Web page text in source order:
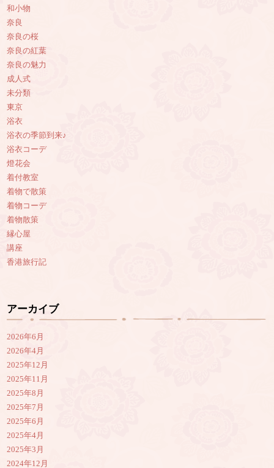
和小物
奈良
奈良の桜
奈良の紅葉
奈良の魅力
成人式
未分類
東京
浴衣
浴衣の季節到来♪
浴衣コーデ
燈花会
着付教室
着物で散策
着物コーデ
着物散策
縁心屋
講座
香港旅行記
アーカイブ
2026年6月
2026年4月
2025年12月
2025年11月
2025年8月
2025年7月
2025年6月
2025年4月
2025年3月
2024年12月